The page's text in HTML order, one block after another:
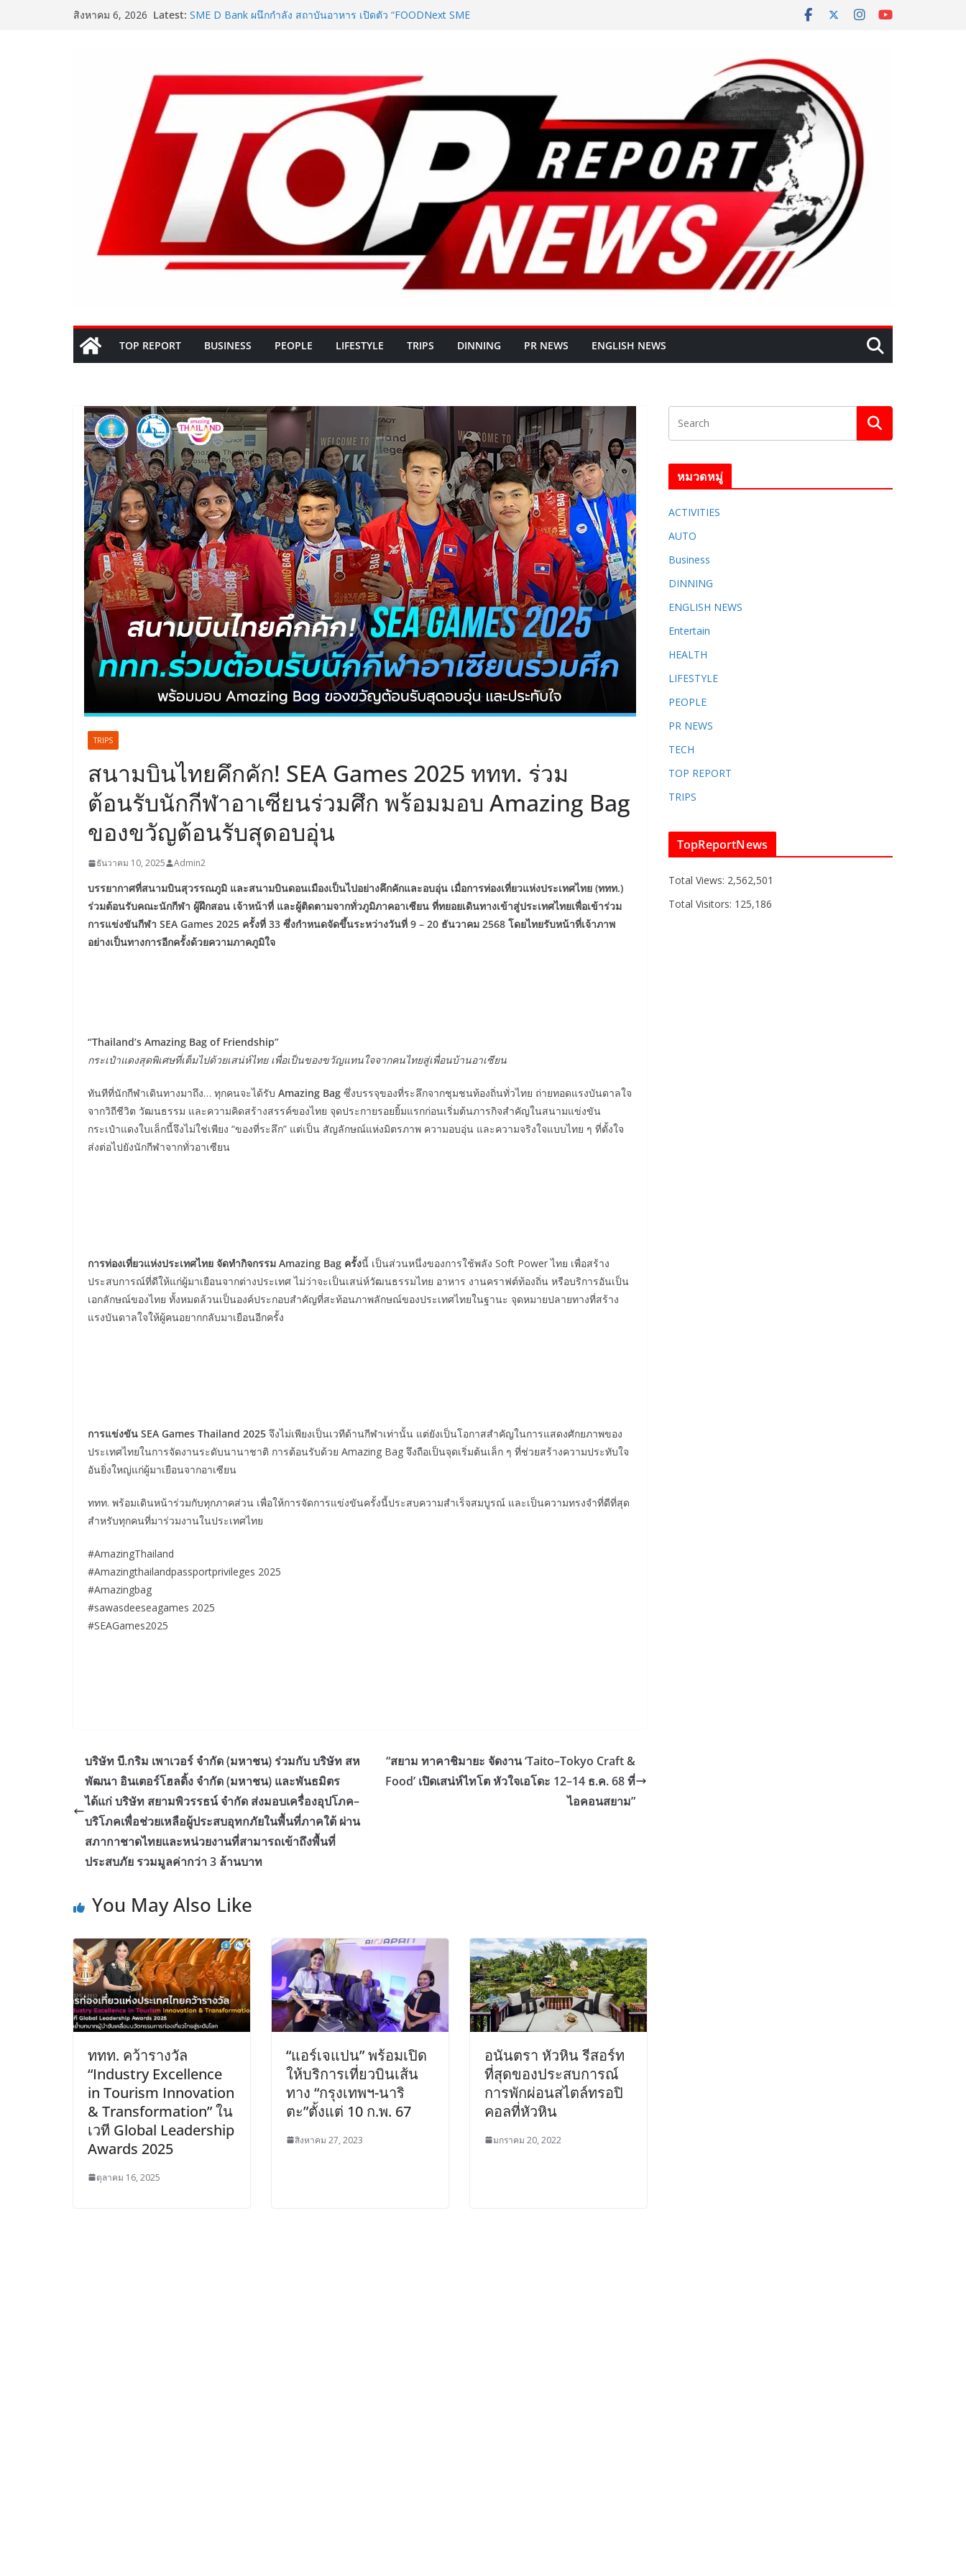
สิงหาคม 6, 2026 Latest: TITONI และ UKT ฉลอง 38 ปีแห่งการเป็นพันธมิตร และความ
ประเทศไทย
SME D Bank ผนึกกำลัง สถาบันอาหาร เปิดตัว “FOODNext SME
D Navigator” ชูยุทธศาสตร์ “แหล่งทุนคู่องค์ความรู้” ติดปีก SME
อาหารไทยแข่งขันได้ในเวทีโลก
One Bangkok เติมสีสันแห่งการใช้ชีวิตรับฤดูกาลใหม่ ผ่าน
แคมเปญ “One Bangkok Palette of the New Season” เปิด
ประสบการณ์การใช้ชีวิตที่ครบครัน พร้อมสิทธิพิเศษรวมมูลค่ากว่า
8.9 ล้านบาท
ททท. จับมือ TransNusa Airline – Traveloka ยกระดับการเชื่อมโยง
ไทย–อินโดนีเซีย ดันไทยสู่จุดหมายปลายทางคุณภาพ เชื่อม Asean
Tourism และ Muslim-Friendly Destination
ททท. สำนักงานมุมไบ เดินหน้ากลยุทธ์ Partnership 360° ผนึก
Team Thailand รุกตลาดอินเดียใต้–ศรีลังกา มุ่งยกระดับไทยสู่ Top
of Mind Destination พร้อมเร่งกระตุ้นการเดินทางของนักท่องเที่ยว
ในช่วงครึ่งปีหลัง 2569
TOP REPORT BUSINESS PEOPLE LIFESTYLE TRIPS DINNING PR NEWS ENGLISH​ NEWS
TRIPS
สนามบินไทยคึกคัก! SEA Games 2025 ททท. ร่วม
ต้อนรับนักกีฬาอาเซียนร่วมศึก พร้อมมอบ Amazing Bag
ของขวัญต้อนรับสุดอบอุ่น
ธันวาคม 10, 2025 Admin2
บรรยากาศที่สนามบินสุวรรณภูมิ และสนามบินดอนเมืองเป็นไปอย่างคึกคักและอบอุ่น เมื่อการท่องเที่ยวแห่งประเทศไทย (ททท.)
ร่วมต้อนรับคณะนักกีฬา ผู้ฝึกสอน เจ้าหน้าที่ และผู้ติดตามจากทั่วภูมิภาคอาเซียน ที่ทยอยเดินทางเข้าสู่ประเทศไทยเพื่อเข้าร่วม
การแข่งขันกีฬา SEA Games 2025 ครั้งที่ 33 ซึ่งกำหนดจัดขึ้นระหว่างวันที่ 9 – 20 ธันวาคม 2568 โดยไทยรับหน้าที่เจ้าภาพ
อย่างเป็นทางการอีกครั้งด้วยความภาคภูมิใจ
“Thailand’s Amazing Bag of Friendship”
กระเป๋าแดงสุดพิเศษที่เต็มไปด้วยเสน่ห์ไทย เพื่อเป็นของขวัญแทนใจจากคนไทยสู่เพื่อนบ้านอาเซียน
ทันทีที่นักกีฬาเดินทางมาถึง… ทุกคนจะได้รับ Amazing Bag ซึ่งบรรจุของที่ระลึกจากชุมชนท้องถิ่นทั่วไทย ถ่ายทอดแรงบันดาลใจ
จากวิถีชีวิต วัฒนธรรม และความคิดสร้างสรรค์ของไทย จุดประกายรอยยิ้มแรกก่อนเริ่มต้นภารกิจสำคัญในสนามแข่งขัน
กระเป๋าแดงใบเล็กนี้จึงไม่ใช่เพียง “ของที่ระลึก” แต่เป็น สัญลักษณ์แห่งมิตรภาพ ความอบอุ่น และความจริงใจแบบไทย ๆ ที่ตั้งใจ
ส่งต่อไปยังนักกีฬาจากทั่วอาเซียน
การท่องเที่ยวแห่งประเทศไทย จัดทำกิจกรรม Amazing Bag ครั้งนี้ เป็นส่วนหนึ่งของการใช้พลัง Soft Power ไทย เพื่อสร้าง
ประสบการณ์ที่ดีให้แก่ผู้มาเยือนจากต่างประเทศ ไม่ว่าจะเป็นเสน่ห์วัฒนธรรมไทย อาหาร งานคราฟต์ท้องถิ่น หรือบริการอันเป็น
เอกลักษณ์ของไทย ทั้งหมดล้วนเป็นองค์ประกอบสำคัญที่สะท้อนภาพลักษณ์ของประเทศไทยในฐานะ จุดหมายปลายทางที่สร้าง
แรงบันดาลใจให้ผู้คนอยากกลับมาเยือนอีกครั้ง
การแข่งขัน SEA Games Thailand 2025 จึงไม่เพียงเป็นเวทีด้านกีฬาเท่านั้น แต่ยังเป็นโอกาสสำคัญในการแสดงศักยภาพของ
ประเทศไทยในการจัดงานระดับนานาชาติ การต้อนรับด้วย Amazing Bag จึงถือเป็นจุดเริ่มต้นเล็ก ๆ ที่ช่วยสร้างความประทับใจ
อันยิ่งใหญ่แก่ผู้มาเยือนจากอาเซียน
ททท. พร้อมเดินหน้าร่วมกับทุกภาคส่วน เพื่อให้การจัดการแข่งขันครั้งนี้ประสบความสำเร็จสมบูรณ์ และเป็นความทรงจำที่ดีที่สุด
สำหรับทุกคนที่มาร่วมงานในประเทศไทย
#AmazingThailand
#Amazingthailandpassportprivileges 2025
#Amazingbag
#sawasdeeseagames 2025
#SEAGames2025
บริษัท บี.กริม เพาเวอร์ จำกัด (มหาชน) ร่วมกับ บริษัท สห
พัฒนา อินเตอร์โฮลดิ้ง จำกัด (มหาชน) และพันธมิตร
ได้แก่ บริษัท สยามพิวรรธน์ จำกัด ส่งมอบเครื่องอุปโภค–
บริโภคเพื่อช่วยเหลือผู้ประสบอุทกภัยในพื้นที่ภาคใต้ ผ่าน
สภากาชาดไทยและหน่วยงานที่สามารถเข้าถึงพื้นที่
ประสบภัย รวมมูลค่ากว่า 3 ล้านบาท
“สยาม ทาคาชิมายะ จัดงาน ‘Taito–Tokyo Craft &
Food’ เปิดเสน่ห์ไทโต หัวใจเอโดะ 12–14 ธ.ค. 68 ที่
ไอคอนสยาม”
You May Also Like
ททท. คว้ารางวัล
“Industry Excellence
in Tourism Innovation
& Transformation” ใน
เวที Global Leadership
Awards 2025
ตุลาคม 16, 2025
“แอร์เจแปน” พร้อมเปิด
ให้บริการเที่ยวบินเส้น
ทาง “กรุงเทพฯ-นาริ
ตะ”ตั้งแต่ 10 ก.พ. 67
สิงหาคม 27, 2023
อนันตรา หัวหิน รีสอร์ท
ที่สุดของประสบการณ์
การพักผ่อนสไตล์ทรอปิ
คอลที่หัวหิน
มกราคม 20, 2022
หมวดหมู่
ACTIVITIES
AUTO
Business
DINNING
ENGLISH​ NEWS
Entertain
HEALTH
LIFESTYLE
PEOPLE
PR NEWS
TECH
TOP REPORT
TRIPS
TopReportNews
Total Views: 2,562,501
Total Visitors: 125,186